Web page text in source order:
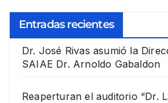
Entradas recientes
Dr. José Rivas asumió la
SAIAE Dr. Arnoldo Gabaldon
Reaperturan el auditorio “Dr.